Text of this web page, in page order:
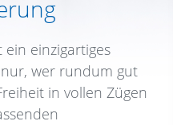
einzigartiges
wer rundum gut
in vollen Zügen